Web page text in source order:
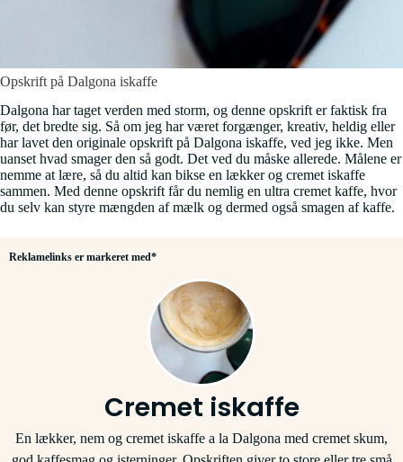
Opskrift på Dalgona iskaffe
Dalgona har taget verden med storm, og denne opskrift er faktisk fra
før, det bredte sig. Så om jeg har været forgænger, kreativ, heldig eller
har lavet den originale opskrift på Dalgona iskaffe, ved jeg ikke. Men
uanset hvad smager den så godt. Det ved du måske allerede. Målene er
nemme at lære, så du altid kan bikse en lækker og cremet iskaffe
sammen. Med denne opskrift får du nemlig en ultra cremet kaffe, hvor
du selv kan styre mængden af mælk og dermed også smagen af kaffe.
Reklamelinks er markeret med*
Cremet iskaffe
En lækker, nem og cremet iskaffe a la Dalgona med cremet skum,